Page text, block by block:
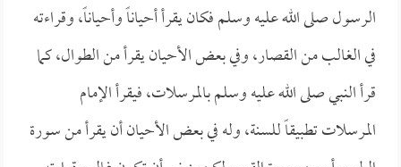
الرسول صلى الله عليه وسلم فكان يقرأ أحياناً وأحياناً، وقراءته
في الغالب من القصار، وفي بعض الأحيان يقرأ من الطوال، كما
قرأ النبي صلى الله عليه وسلم بالمرسلات، فيقرأ الإمام
المرسلات تطبيقاً للسنة، وله في بعض الأحيان أن يقرأ من سورة